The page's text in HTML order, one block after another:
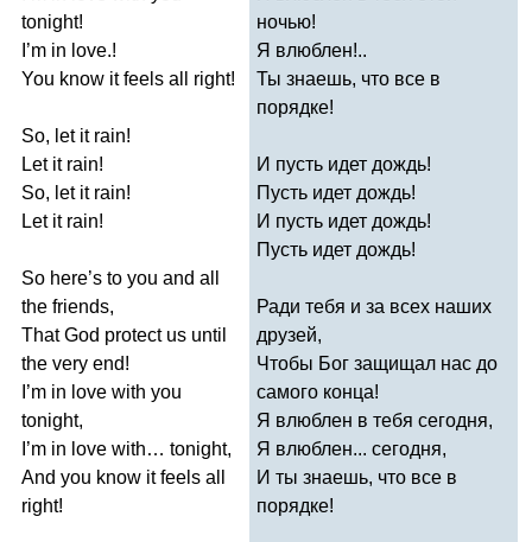
tonight!
’m in love.!
You know it feels all right!
So, let it rain!
Let it rain!
So, let it rain!
Let it rain!
So here’s to you and all
the friends,
That God protect us until
the very end!
’m in love with you
tonight,
’m in love with… tonight,
And you know it feels all
right!
ночью!
Я влюблен!..
Ты знаешь, что все в
порядке!
И пусть идет дождь!
Пусть идет дождь!
И пусть идет дождь!
Пусть идет дождь!
Ради тебя и за всех наших
друзей,
Чтобы Бог защищал нас до
самого конца!
Я влюблен в тебя сегодня,
Я влюблен... сегодня,
И ты знаешь, что все в
порядке!